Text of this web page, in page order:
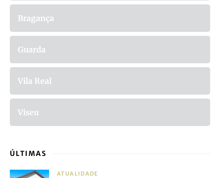
Bragança
Guarda
Vila Real
Viseu
ÚLTIMAS
ATUALIDADE